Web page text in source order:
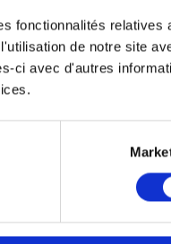
fonctionnalités relatives
de notre site
ci avec d'autres